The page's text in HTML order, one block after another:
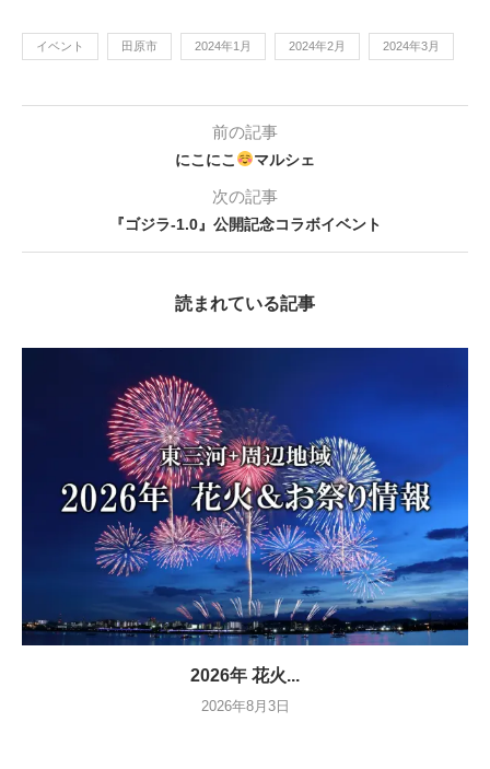
イベント 田原市 2024年1月 2024年2月 2024年3月
前の記事
にこにこ マルシェ
次の記事
『ゴジラ-1.0』公開記念コラボイベント
読まれている記事
2026年 花火...
2026年8月3日